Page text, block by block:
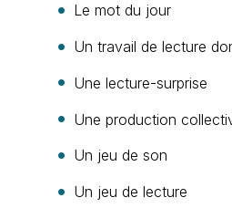
Le mot du jour
Un travail de lecture
Une lecture-surprise
Une production
Un jeu de son
Un jeu de lecture